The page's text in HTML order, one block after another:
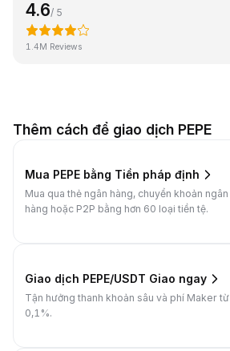
4.6/ 5
1.4M Reviews
Thêm cách để giao dịch PEPE
Mua PEPE bằng Tiền pháp định
Mua qua thẻ ngân hàng, chuyển khoản ngân
hàng hoặc P2P bằng hơn 60 loại tiền tệ.
Giao dịch PEPE/USDT Giao ngay
Tận hưởng thanh khoản sâu và phí Maker từ
0,1%.